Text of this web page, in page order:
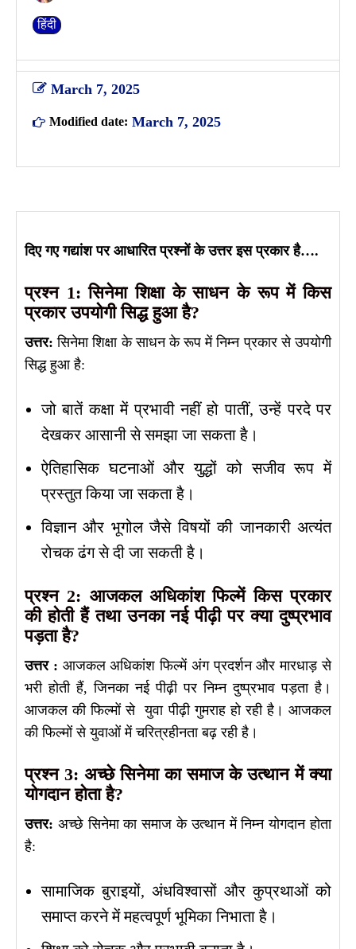
हिंदी
March 7, 2025
Modified date: March 7, 2025
दिए गए गद्यांश पर आधारित प्रश्नों के उत्तर इस प्रकार है….
प्रश्न 1: सिनेमा शिक्षा के साधन के रूप में किस
प्रकार उपयोगी सिद्ध हुआ है?
उत्तर: सिनेमा शिक्षा के साधन के रूप में निम्न प्रकार से उपयोगी
सिद्ध हुआ है:
जो बातें कक्षा में प्रभावी नहीं हो पातीं, उन्हें परदे पर
देखकर आसानी से समझा जा सकता है।
ऐतिहासिक घटनाओं और युद्धों को सजीव रूप में
प्रस्तुत किया जा सकता है।
विज्ञान और भूगोल जैसे विषयों की जानकारी अत्यंत
रोचक ढंग से दी जा सकती है।
प्रश्न 2: आजकल अधिकांश फिल्में किस प्रकार
की होती हैं तथा उनका नई पीढ़ी पर क्या दुष्प्रभाव
पड़ता है?
उत्तर : आजकल अधिकांश फिल्में अंग प्रदर्शन और मारधाड़ से
भरी होती हैं, जिनका नई पीढ़ी पर निम्न दुष्प्रभाव पड़ता है।
आजकल की फिल्मों से युवा पीढ़ी गुमराह हो रही है। आजकल
की फिल्मों से युवाओं में चरित्रहीनता बढ़ रही है।
प्रश्न 3: अच्छे सिनेमा का समाज के उत्थान में क्या
योगदान होता है?
उत्तर: अच्छे सिनेमा का समाज के उत्थान में निम्न योगदान होता
है:
सामाजिक बुराइयों, अंधविश्वासों और कुप्रथाओं को
समाप्त करने में महत्वपूर्ण भूमिका निभाता है।